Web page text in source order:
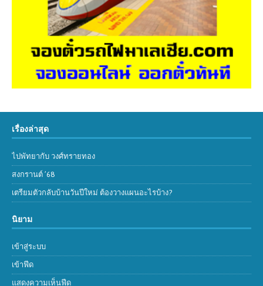
เรื่องล่าสุด
ไปพัทยากับ วงศ์ทรายทอง
สงกรานต์ ’68
เตรียมตัวกลับบ้านวันปีใหม่ ต้องวางแผนอะไรบ้าง?
นิยาม
เข้าสู่ระบบ
เข้าฟีด
แสดงความเห็นฟีด